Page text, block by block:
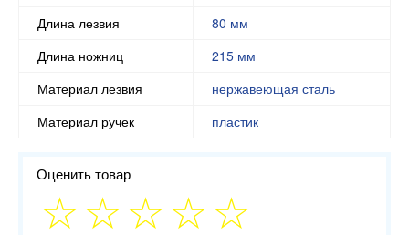
Длина лезвия
80 мм
Длина ножниц
215 мм
Материал лезвия
нержавеющая сталь
Материал ручек
пластик
Оценить товар